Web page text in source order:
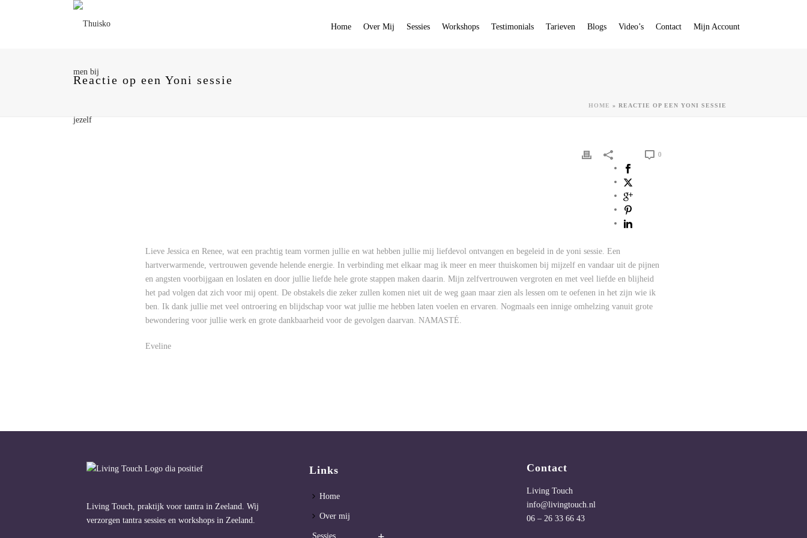
Home Over Mij Sessies Workshops Testimonials Tarieven Blogs Video’s Contact Mijn Account
Reactie op een Yoni sessie
HOME » REACTIE OP EEN YONI SESSIE
0
Lieve Jessica en Renee, wat een prachtig team vormen jullie en wat hebben jullie mij liefdevol ontvangen en begeleid in de yoni sessie. Een
hartverwarmende, vertrouwen gevende helende energie. In verbinding met elkaar mag ik meer en meer thuiskomen bij mijzelf en vandaar uit de pijnen
en angsten voorbijgaan en loslaten en door jullie liefde hele grote stappen maken daarin. Mijn zelfvertrouwen vergroten en met veel liefde en blijheid
het pad volgen dat zich voor mij opent. De obstakels die zeker zullen komen niet uit de weg gaan maar zien als lessen om te oefenen in het zijn wie ik
ben. Ik dank jullie met veel ontroering en blijdschap voor wat jullie me hebben laten voelen en ervaren. Nogmaals een innige omhelzing vanuit grote
bewondering voor jullie werk en grote dankbaarheid voor de gevolgen daarvan. NAMASTÉ.
Eveline
Living Touch, praktijk voor tantra in Zeeland. Wij
verzorgen tantra sessies en workshops in Zeeland.
Links
Home
Over mij
Sessies
Contact
Living Touch
info@livingtouch.nl
06 – 26 33 66 43